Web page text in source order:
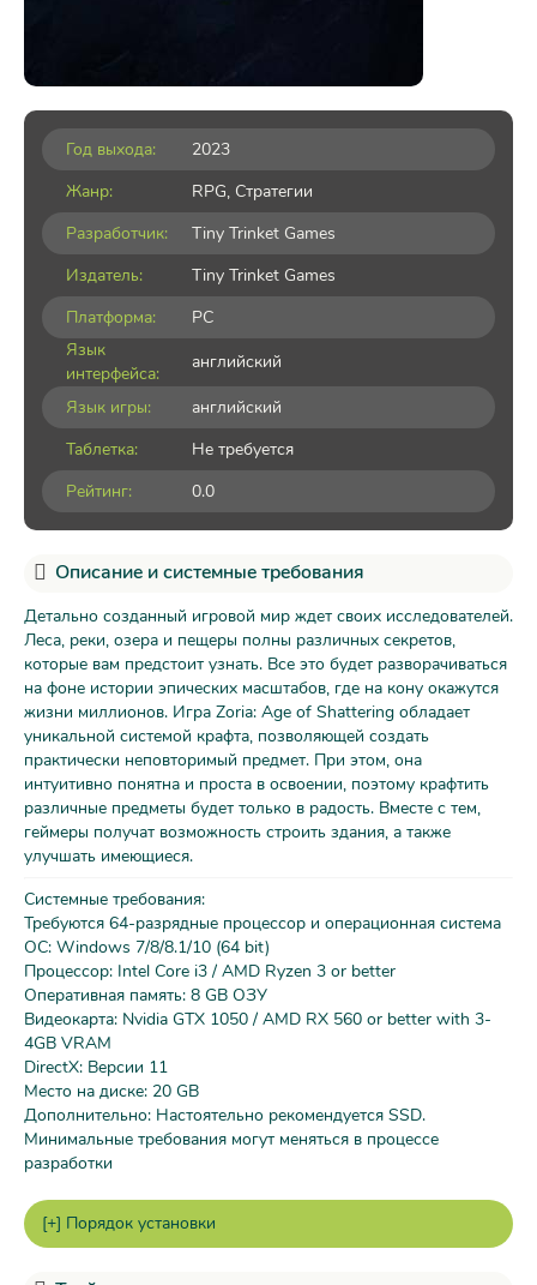
Год выхода:
2023
Жанр:
RPG, Стратегии
Разработчик:
Tiny Trinket Games
Издатель:
Tiny Trinket Games
Платформа:
PC
Язык
интерфейса:
английский
Язык игры:
английский
Таблетка:
Не требуется
Рейтинг:
0.0
Описание и системные требования
Детально созданный игровой мир ждет своих исследователей.
Леса, реки, озера и пещеры полны различных секретов,
которые вам предстоит узнать. Все это будет разворачиваться
на фоне истории эпических масштабов, где на кону окажутся
жизни миллионов. Игра Zoria: Age of Shattering обладает
уникальной системой крафта, позволяющей создать
практически неповторимый предмет. При этом, она
интуитивно понятна и проста в освоении, поэтому крафтить
различные предметы будет только в радость. Вместе с тем,
геймеры получат возможность строить здания, а также
улучшать имеющиеся.
Системные требования:
Требуются 64-разрядные процессор и операционная система
ОС: Windows 7/8/8.1/10 (64 bit)
Процессор: Intel Core i3 / AMD Ryzen 3 or better
Оперативная память: 8 GB ОЗУ
Видеокарта: Nvidia GTX 1050 / AMD RX 560 or better with 3-
4GB VRAM
DirectX: Версии 11
Место на диске: 20 GB
Дополнительно: Настоятельно рекомендуется SSD.
Минимальные требования могут меняться в процессе
разработки